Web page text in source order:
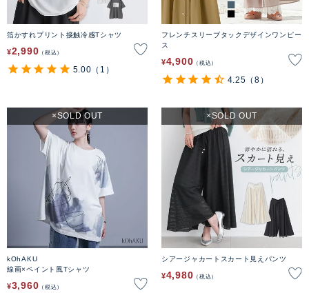
箔かすれプリント接触冷感Tシャツ
¥2,990 税込
5.00 （1）
フレンチスリーブタックデザインワンピー
ス
¥4,900 税込
4.25 （8）
kOhAKU
線画×ペイント風Tシャツ
¥3,960 税込
SOLD OUT
シアージャカートスカート見えパンツ
¥4,980 税込
SOLD OUT